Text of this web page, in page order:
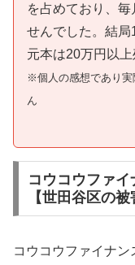
を占めており、
せんでした。結
元本は20万円以上
※個人の感想であり実
ん
コウコウファ
【世田谷区の被
コウコウファイナ